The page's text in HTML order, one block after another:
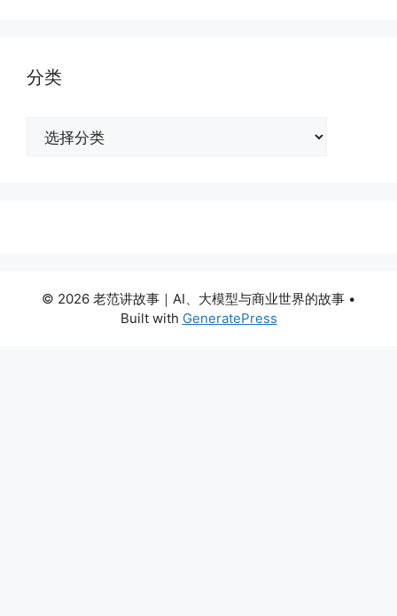
分类
© 2026 老范讲故事｜AI、大模型与商业世界的故事 •
Built with GeneratePress